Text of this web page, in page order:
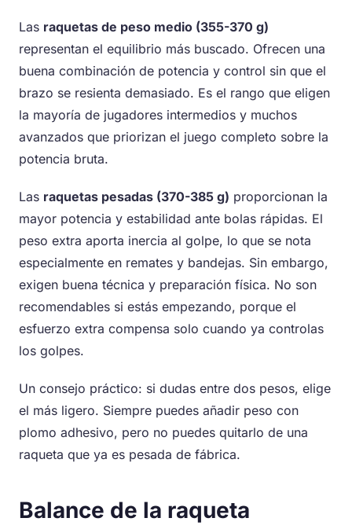
Las raquetas de peso medio (355-370 g)
representan el equilibrio más buscado. Ofrecen una
buena combinación de potencia y control sin que el
brazo se resienta demasiado. Es el rango que eligen
la mayoría de jugadores intermedios y muchos
avanzados que priorizan el juego completo sobre la
potencia bruta.
Las raquetas pesadas (370-385 g) proporcionan la
mayor potencia y estabilidad ante bolas rápidas. El
peso extra aporta inercia al golpe, lo que se nota
especialmente en remates y bandejas. Sin embargo,
exigen buena técnica y preparación física. No son
recomendables si estás empezando, porque el
esfuerzo extra compensa solo cuando ya controlas
los golpes.
Un consejo práctico: si dudas entre dos pesos, elige
el más ligero. Siempre puedes añadir peso con
plomo adhesivo, pero no puedes quitarlo de una
raqueta que ya es pesada de fábrica.
Balance de la raqueta